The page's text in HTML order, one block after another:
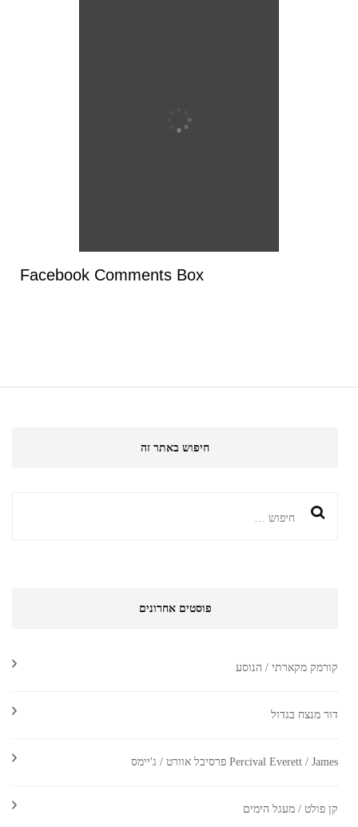
Facebook Comments Box
חיפוש באתר זה
חיפוש:
פוסטים אחרונים
קורמק מקארתי / הנוסע
דור מנצח בגדול
Percival Everett / James פרסיבל אוורט / ג'יימס
קן פולט / מעגל הימים